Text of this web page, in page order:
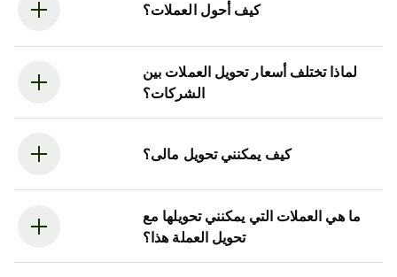
كيف أحول العملات؟
لماذا تختلف أسعار تحويل العملات بين
الشركات؟
كيف يمكنني تحويل مالى؟
ما هي العملات التي يمكنني تحويلها مع
تحويل العملة هذا؟